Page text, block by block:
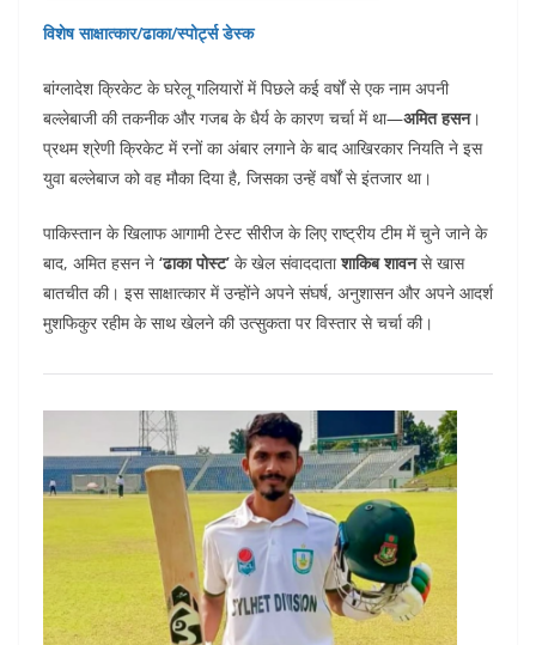
विशेष साक्षात्कार/ढाका/स्पोर्ट्स डेस्क
बांग्लादेश क्रिकेट के घरेलू गलियारों में पिछले कई वर्षों से एक नाम अपनी
बल्लेबाजी की तकनीक और गजब के धैर्य के कारण चर्चा में था—अमित हसन।
प्रथम श्रेणी क्रिकेट में रनों का अंबार लगाने के बाद आखिरकार नियति ने इस
युवा बल्लेबाज को वह मौका दिया है, जिसका उन्हें वर्षों से इंतजार था।
पाकिस्तान के खिलाफ आगामी टेस्ट सीरीज के लिए राष्ट्रीय टीम में चुने जाने के
बाद, अमित हसन ने ‘ढाका पोस्ट’ के खेल संवाददाताशाकिब शावनसे खास
बातचीत की। इस साक्षात्कार में उन्होंने अपने संघर्ष, अनुशासन और अपने आदर्श
मुशफिकुर रहीम के साथ खेलने की उत्सुकता पर विस्तार से चर्चा की।